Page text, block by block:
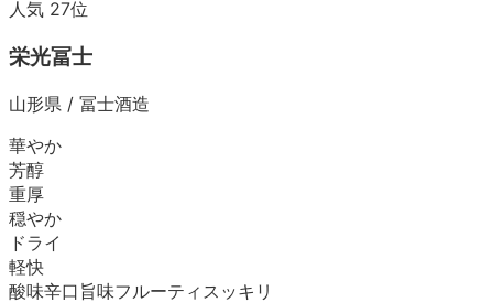
人気 27位
栄光冨士
山形県 / 冨士酒造
華やか
芳醇
重厚
穏やか
ドライ
軽快
酸味辛口 旨味フルーティ スッキリ